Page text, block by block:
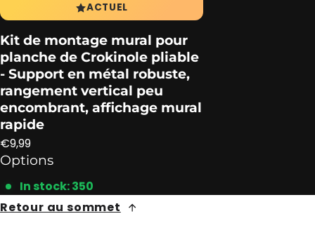
ACTUEL
Kit de montage mural pour
planche de Crokinole pliable
- Support en métal robuste,
rangement vertical peu
encombrant, affichage mural
rapide
Prix ​​régulier
€9,99
Options
In stock: 350
Retour au sommet